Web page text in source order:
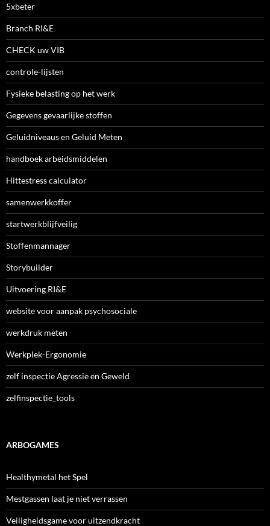
5xbeter
Branch RI&E
CHECK uw VIB
controle-lijsten
Fysieke belasting op het werk
Gegevens gevaarlijke stoffen
Geluidniveaus en Geluid Meten
handboek arbeidsmiddelen
Hittestress calculator
samenwerkkoffer
startwerkblijfveilig
Stoffenmannager
Storybuilder
Uitvoering RI&E
website voor aanpak psychosociale
werkdruk meten
Werkplek-Ergonomie
zelf inspectie Agressie en Geweld
zelfinspectie_tools
ARBOGAMES
Healthymetal het Spel
Mestgassen laat je niet verrassen
Veiligheidsgame voor uitzendkracht